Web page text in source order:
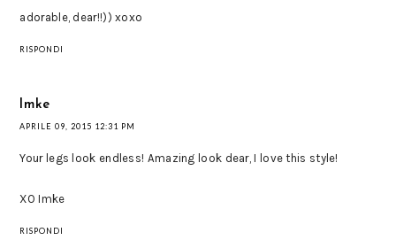
adorable, dear!!)) xoxo
RISPONDI
Imke
APRILE 09, 2015 12:31 PM
Your legs look endless! Amazing look dear, I love this style!
XO Imke
RISPONDI